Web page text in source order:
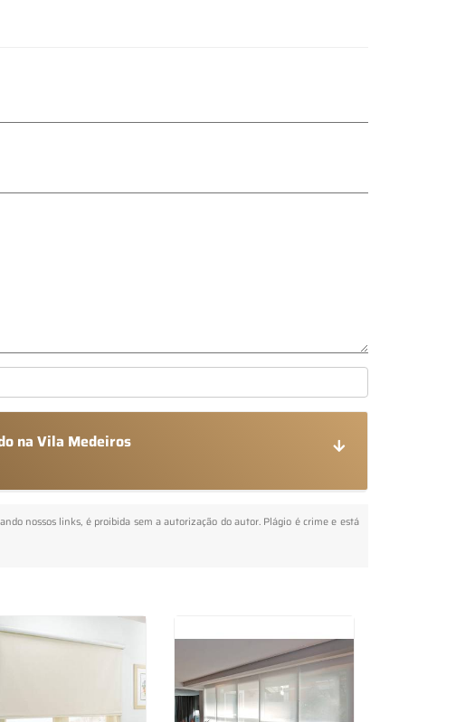
na Vila Medeiros
nossos links, é proibida sem a autorização do autor. Plágio é crime e está